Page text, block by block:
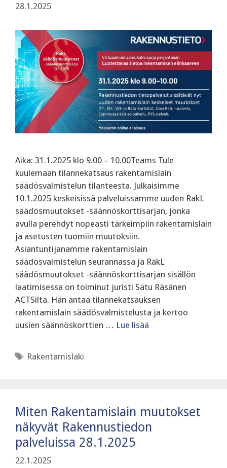
28.1.2025
Aika: 31.1.2025 klo 9.00 – 10.00Teams Tule
kuulemaan tilannekatsaus rakentamislain
säädösvalmistelun tilanteesta. Julkaisimme
10.1.2025 keskeisissä palveluissamme uuden RakL
säädösmuutokset -säännöskorttisarjan, jonka
avulla perehdyt nopeasti tärkeimpiin rakentamislain
ja asetusten tuomiin muutoksiin.
Asiantuntijanamme rakentamislain
säädösvalmistelun seurannassa ja RakL
säädösmuutokset -säännöskorttisarjan sisällön
laatimisessa on toiminut juristi Satu Räsänen
ACTSilta. Hän antaa tilannekatsauksen
rakentamislain säädösvalmistelusta ja kertoo
uusien säännöskorttien … Lue lisää
Avainsanat
Rakentamislaki
Miten Rakentamislain muutokset
näkyvät Rakennustiedon
palveluissa 28.1.2025
22.1.2025